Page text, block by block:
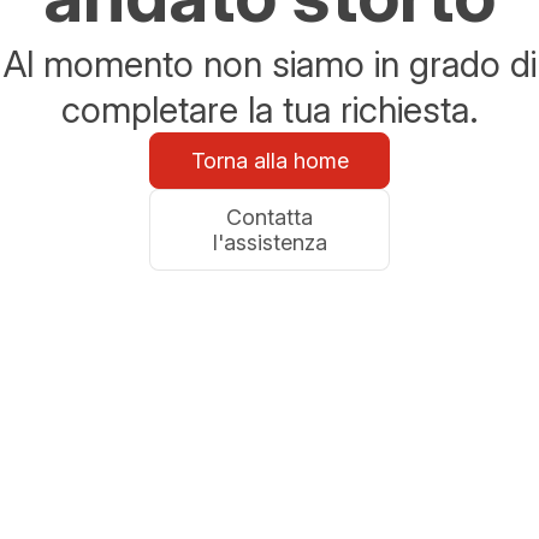
Al momento non siamo in grado di
completare la tua richiesta.
Torna alla home
Contatta
l'assistenza